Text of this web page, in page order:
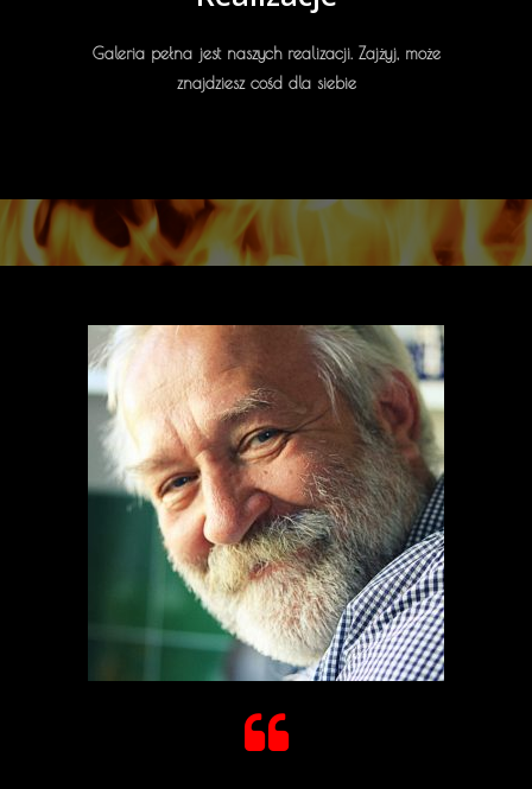
Galeria pełna jest naszych realizacji. Zajżyj, może
znajdziesz cośd dla siebie